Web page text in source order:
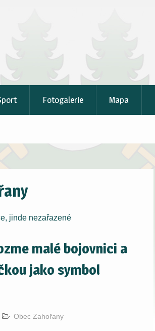
Fotogalerie Mapa
jinde nezařazené
malé bojovnici a
jako symbol
Obec Zahořany